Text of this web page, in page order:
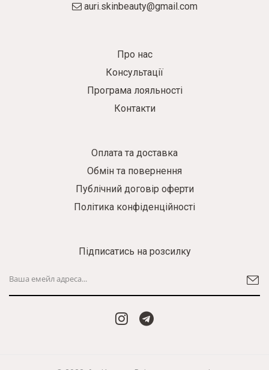
auri.skinbeauty@gmail.com
Про нас
Консультації
Програма лояльності
Контакти
Оплата та доставка
Обмін та повернення
Публічний договір оферти
Політика конфіденційності
Підписатись на розсилку